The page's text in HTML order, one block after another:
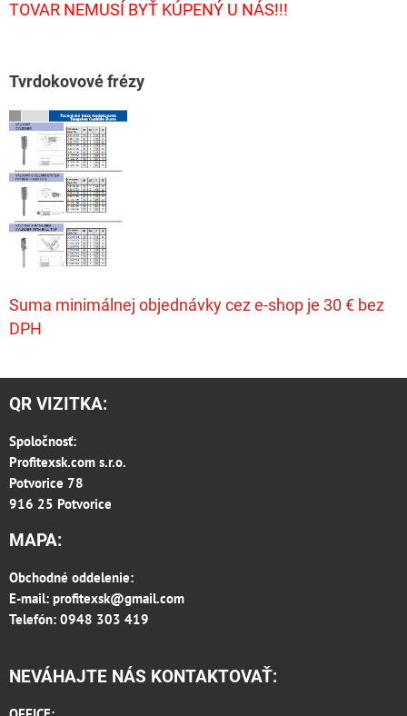
TOVAR NEMUSÍ BYŤ KÚPENÝ U NÁS!!!
Tvrdokovové frézy
Suma minimálnej objednávky cez e-shop je 30 € bez
DPH
QR VIZITKA:
Spoločnosť:
Profitexsk.com s.r.o.
Potvorice 78
916 25 Potvorice
MAPA:
Obchodné oddelenie:
E-mail: profitexsk@gmail.com
Telefón: 0948 303 419
NEVÁHAJTE NÁS KONTAKTOVAŤ: